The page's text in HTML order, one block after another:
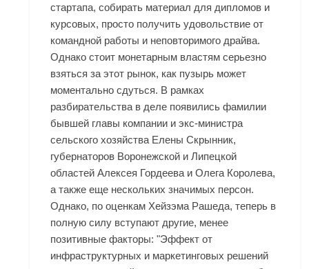
стартапа, собирать материал для дипломов и
курсовых, просто получить удовольствие от
командной работы и неповторимого драйва.
Однако стоит монетарным властям серьезно
взяться за этот рынок, как пузырь может
моментально сдуться. В рамках
разбирательства в деле появились фамилии
бывшей главы компании и экс-министра
сельского хозяйства Елены Скрынник,
губернаторов Воронежской и Липецкой
областей Алексея Гордеева и Олега Королева,
а также еще нескольких значимых персон.
Однако, по оценкам Хейзэма Рашеда, теперь в
полную силу вступают другие, менее
позитивные факторы: "Эффект от
инфраструктурных и маркетинговых решений